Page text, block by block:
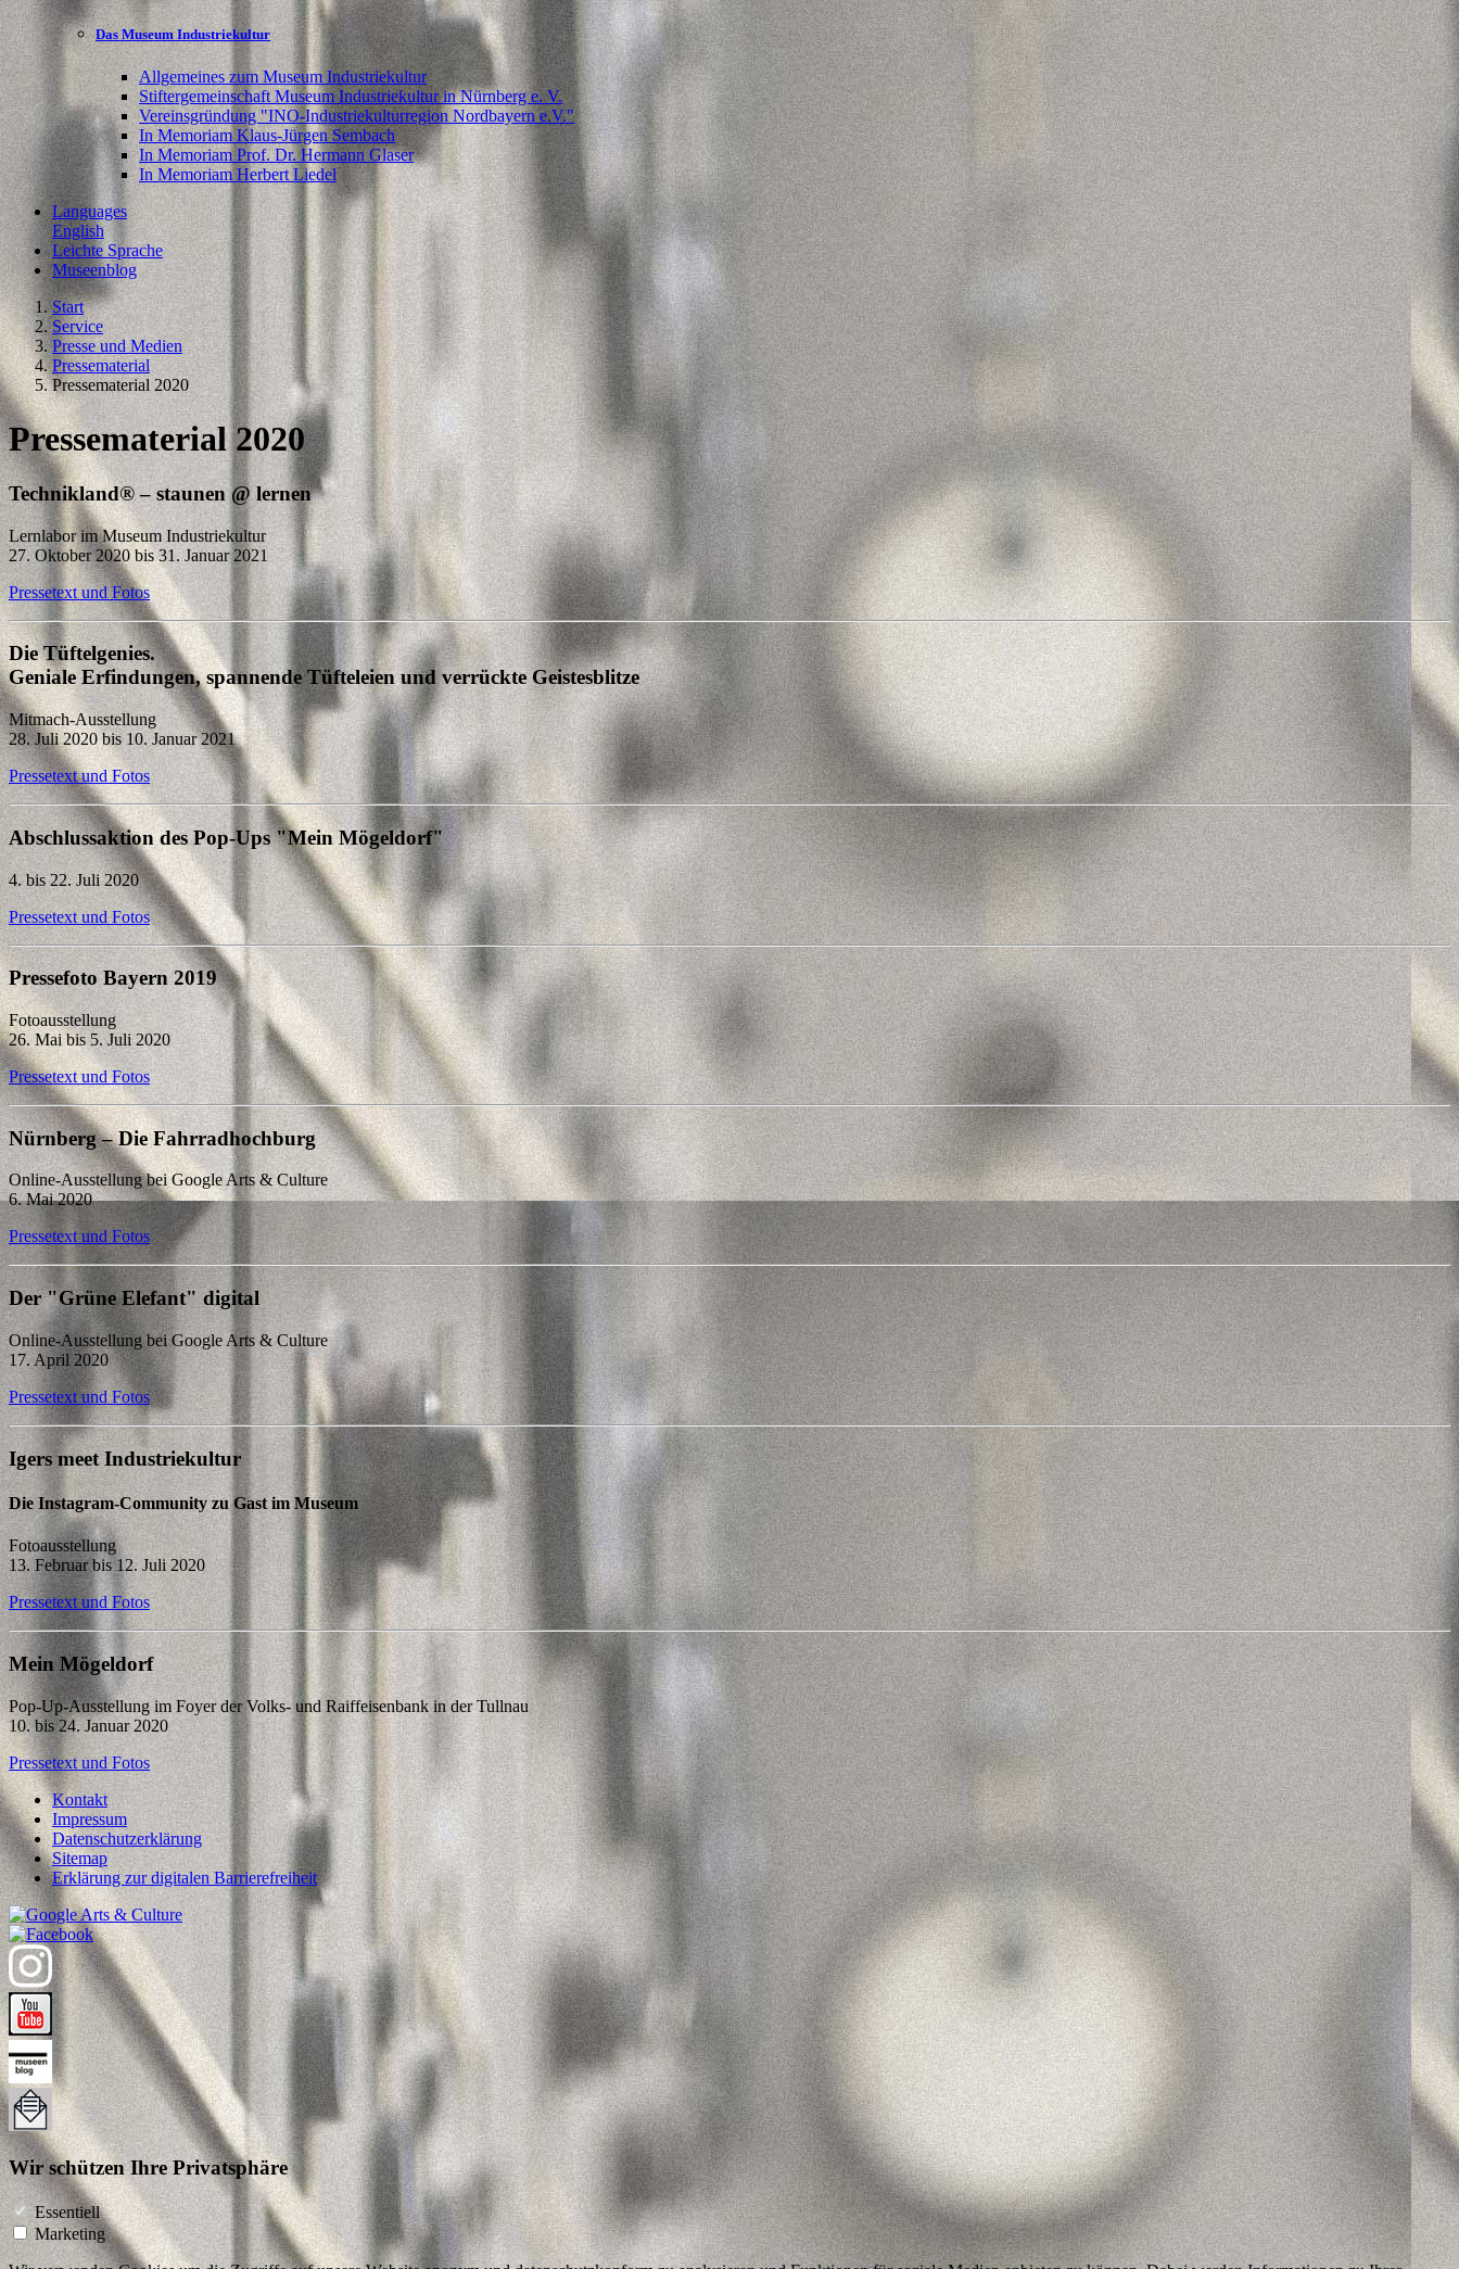
Das Museum Industriekultur
Allgemeines zum Museum Industriekultur
Stiftergemeinschaft Museum Industriekultur in Nürnberg e. V.
Vereinsgründung "INO-Industriekulturregion Nordbayern e.V."
In Memoriam Klaus-Jürgen Sembach
In Memoriam Prof. Dr. Hermann Glaser
In Memoriam Herbert Liedel
Languages
English
Leichte Sprache
Museenblog
Start
Service
Presse und Medien
Pressematerial
Pressematerial 2020
Pressematerial 2020
Technikland® – staunen @ lernen
Lernlabor im Museum Industriekultur
27. Oktober 2020 bis 31. Januar 2021
Pressetext und Fotos
Die Tüftelgenies.
Geniale Erfindungen, spannende Tüfteleien und verrückte Geistesblitze
Mitmach-Ausstellung
28. Juli 2020 bis 10. Januar 2021
Pressetext und Fotos
Abschlussaktion des Pop-Ups "Mein Mögeldorf"
4. bis 22. Juli 2020
Pressetext und Fotos
Pressefoto Bayern 2019
Fotoausstellung
26. Mai bis 5. Juli 2020
Pressetext und Fotos
Nürnberg – Die Fahrradhochburg
Online-Ausstellung bei Google Arts & Culture
6. Mai 2020
Pressetext und Fotos
Der "Grüne Elefant" digital
Online-Ausstellung bei Google Arts & Culture
17. April 2020
Pressetext und Fotos
Igers meet Industriekultur
Die Instagram-Community zu Gast im Museum
Fotoausstellung
13. Februar bis 12. Juli 2020
Pressetext und Fotos
Mein Mögeldorf
Pop-Up-Ausstellung im Foyer der Volks- und Raiffeisenbank in der Tullnau
10. bis 24. Januar 2020
Pressetext und Fotos
Kontakt
Impressum
Datenschutzerklärung
Sitemap
Erklärung zur digitalen Barrierefreiheit
Wir schützen Ihre Privatsphäre
Essentiell
Marketing